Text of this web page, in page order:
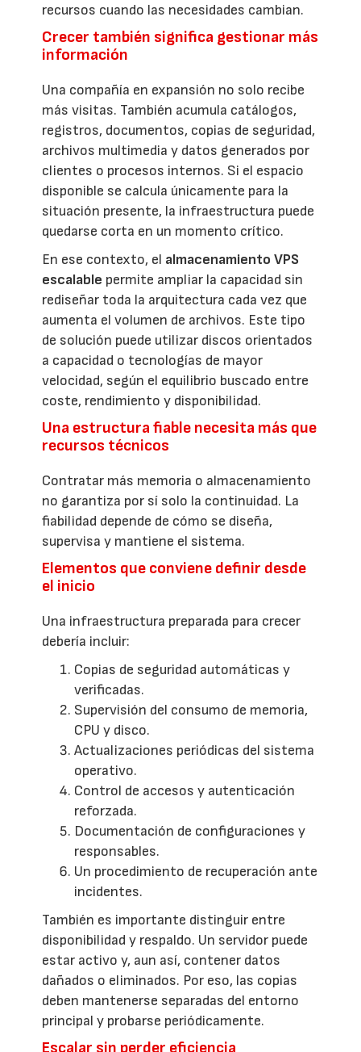
recursos cuando las necesidades cambian.
Crecer también significa gestionar más
información
Una compañía en expansión no solo recibe
más visitas. También acumula catálogos,
registros, documentos, copias de seguridad,
archivos multimedia y datos generados por
clientes o procesos internos. Si el espacio
disponible se calcula únicamente para la
situación presente, la infraestructura puede
quedarse corta en un momento crítico.
En ese contexto, el almacenamiento VPS
escalable permite ampliar la capacidad sin
rediseñar toda la arquitectura cada vez que
aumenta el volumen de archivos. Este tipo
de solución puede utilizar discos orientados
a capacidad o tecnologías de mayor
velocidad, según el equilibrio buscado entre
coste, rendimiento y disponibilidad.
Una estructura fiable necesita más que
recursos técnicos
Contratar más memoria o almacenamiento
no garantiza por sí solo la continuidad. La
fiabilidad depende de cómo se diseña,
supervisa y mantiene el sistema.
Elementos que conviene definir desde
el inicio
Una infraestructura preparada para crecer
debería incluir:
Copias de seguridad automáticas y
verificadas.
Supervisión del consumo de memoria,
CPU y disco.
Actualizaciones periódicas del sistema
operativo.
Control de accesos y autenticación
reforzada.
Documentación de configuraciones y
responsables.
Un procedimiento de recuperación ante
incidentes.
También es importante distinguir entre
disponibilidad y respaldo. Un servidor puede
estar activo y, aun así, contener datos
dañados o eliminados. Por eso, las copias
deben mantenerse separadas del entorno
principal y probarse periódicamente.
Escalar sin perder eficiencia